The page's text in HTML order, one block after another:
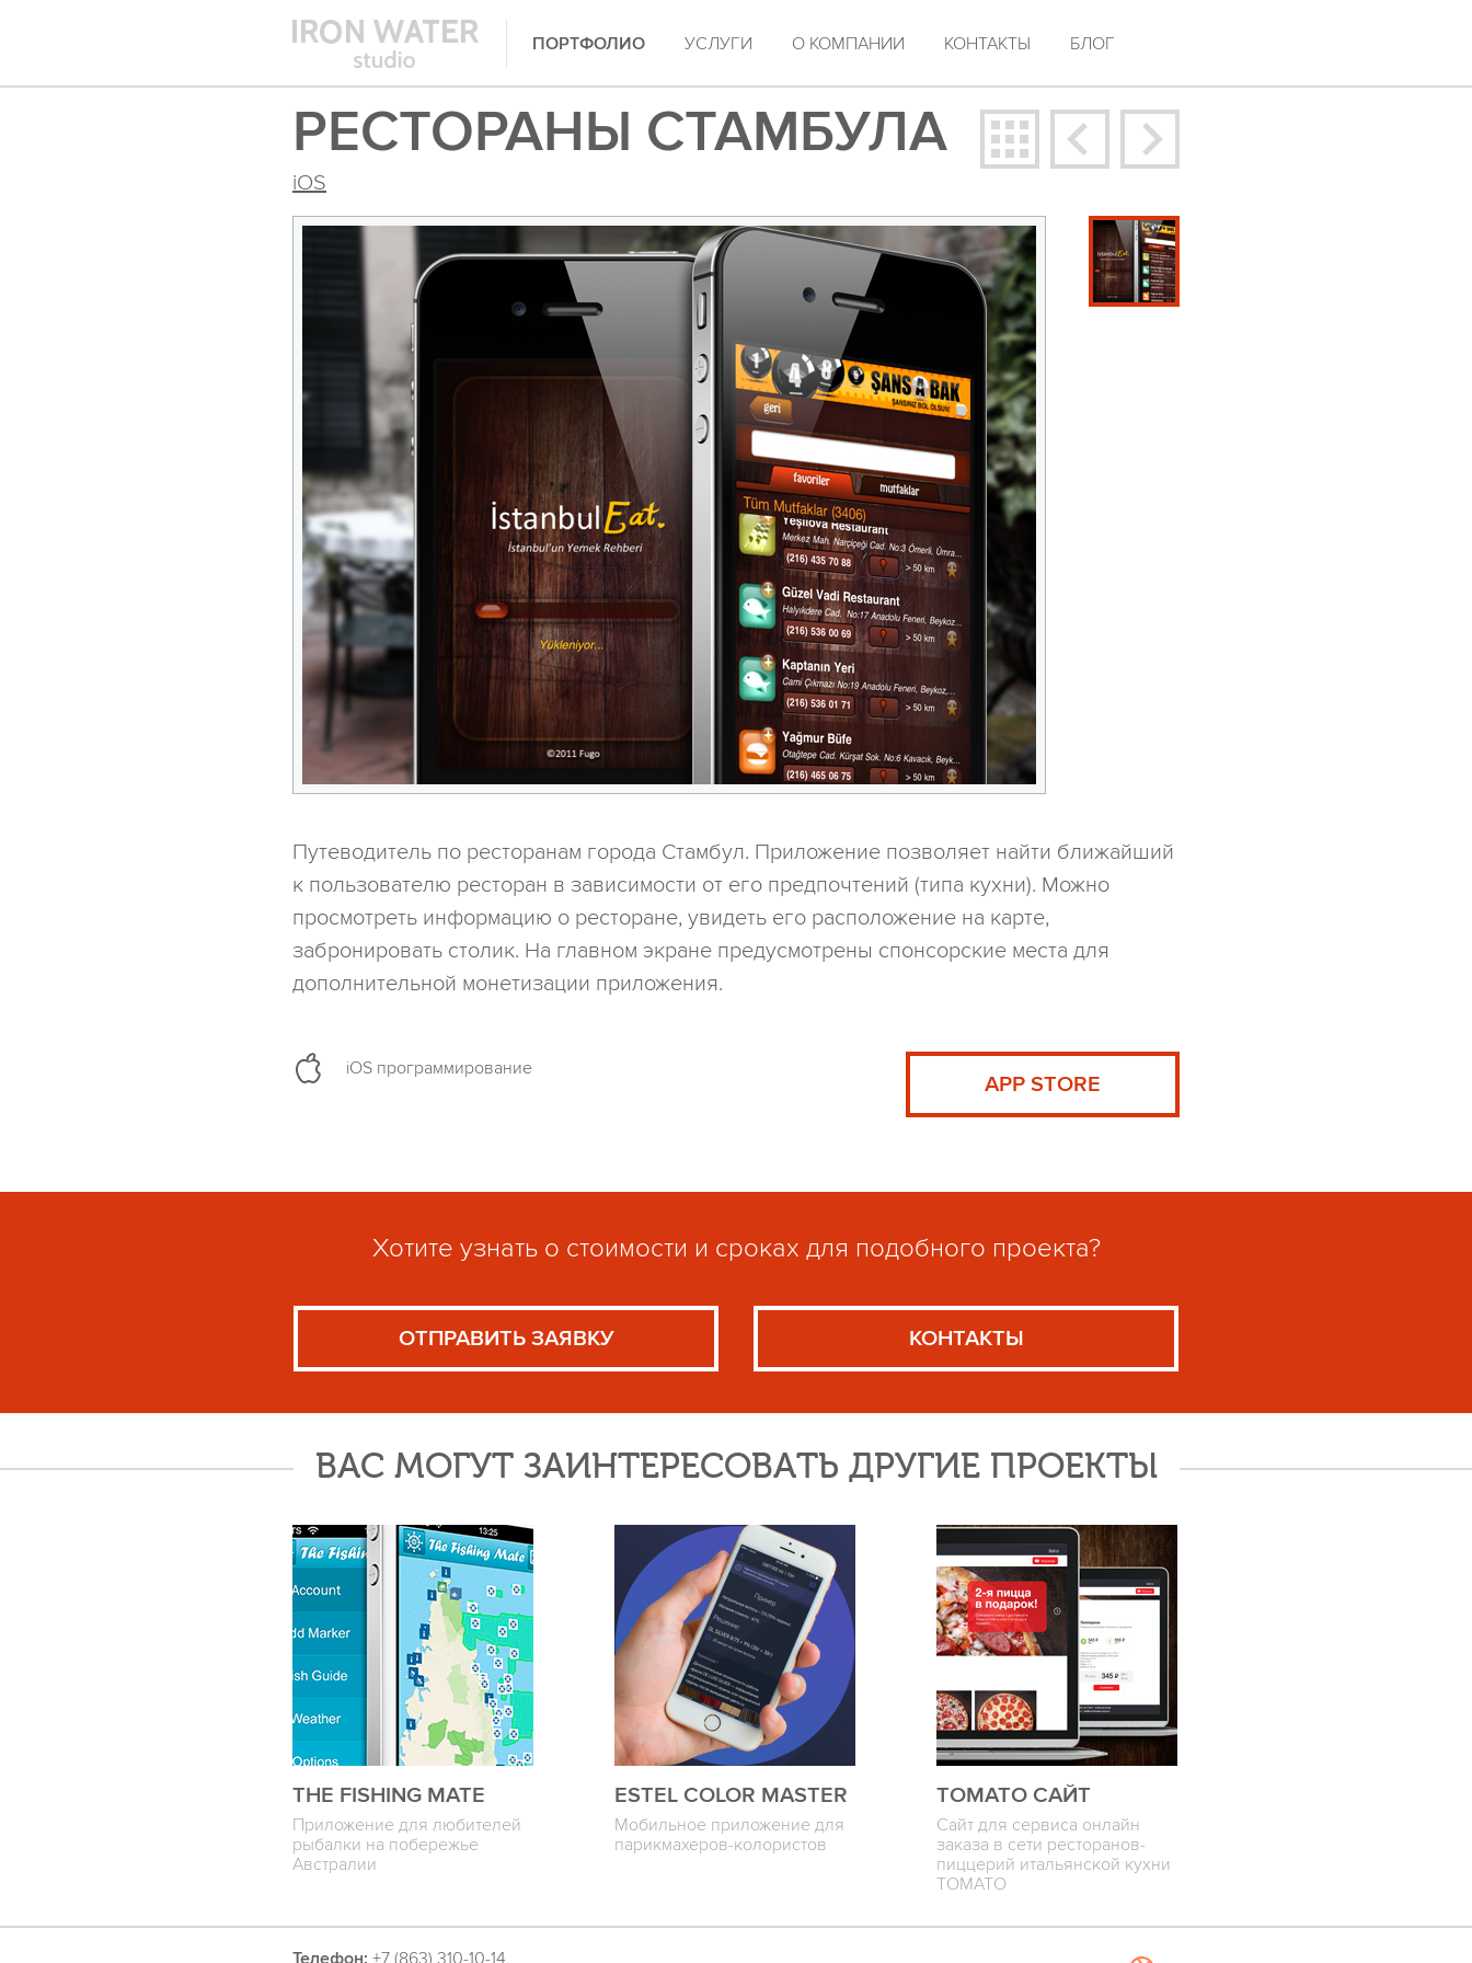
ПОРТФОЛИО УСЛУГИ О КОМПАНИИ КОНТАКТЫ БЛОГ
РЕСТОРАНЫ СТАМБУЛА
iOS
Путеводитель по ресторанам города Стамбул. Приложение позволяет найти ближайший
к пользователю ресторан в зависимости от его предпочтений (типа кухни). Можно
просмотреть информацию о ресторане, увидеть его расположение на карте,
забронировать столик. На главном экране предусмотрены спонсорские места для
дополнительной монетизации приложения.
iOS программирование
APP STORE
Хотите узнать о стоимости и сроках для подобного проекта?
ОТПРАВИТЬ ЗАЯВКУ КОНТАКТЫ
ВАС МОГУТ ЗАИНТЕРЕСОВАТЬ ДРУГИЕ ПРОЕКТЫ
THE FISHING MATE
Приложение для любителей
рыбалки на побережье
Австралии
ESTEL COLOR MASTER
Мобильное приложение для
парикмахеров-колористов
ТОМАТО CАЙТ
Сайт для сервиса онлайн
заказа в сети ресторанов-
пиццерий итальянской кухни
ТОМАТО
Телефон: +7 (863) 310-10-14